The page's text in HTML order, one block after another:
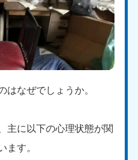
はなぜでしょうか。
主に以下の心理状態が関
ます。